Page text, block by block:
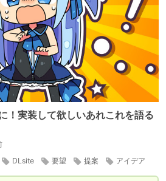
！実装して欲しいあれこれを語る
DLsite 要望 提案 アイデア